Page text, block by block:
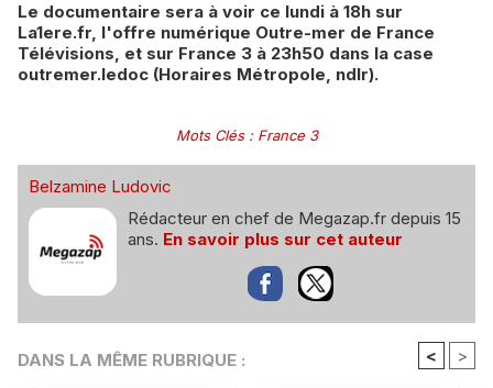
Le documentaire sera à voir ce lundi à 18h sur
La1ere.fr, l'offre numérique Outre-mer de France
Télévisions, et sur France 3 à 23h50 dans la case
outremer.ledoc (Horaires Métropole, ndlr).
Mots Clés: France 3
Belzamine Ludovic
Rédacteur en chef de Megazap.fr depuis 15
ans. En savoir plus sur cet auteur
DANS LA MÊME RUBRIQUE : < >